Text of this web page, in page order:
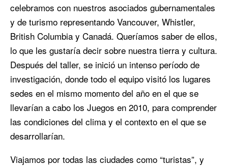
celebramos con nuestros asociados gubernamentales
y de turismo representando Vancouver, Whistler,
British Columbia y Canadá. Queríamos saber de ellos,
lo que les gustaría decir sobre nuestra tierra y cultura.
Después del taller, se inició un intenso período de
investigación, donde todo el equipo visitó los lugares
sedes en el mismo momento del año en el que se
llevarían a cabo los Juegos en 2010, para comprender
las condiciones del clima y el contexto en el que se
desarrollarían.
Viajamos por todas las ciudades como “turistas”, y